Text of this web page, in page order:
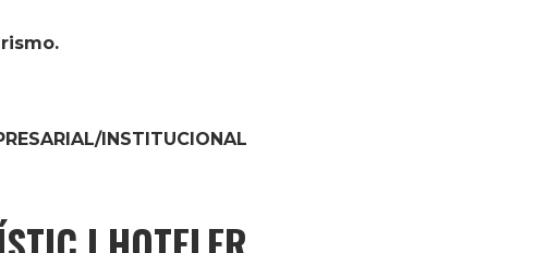
INSTITUCIONAL